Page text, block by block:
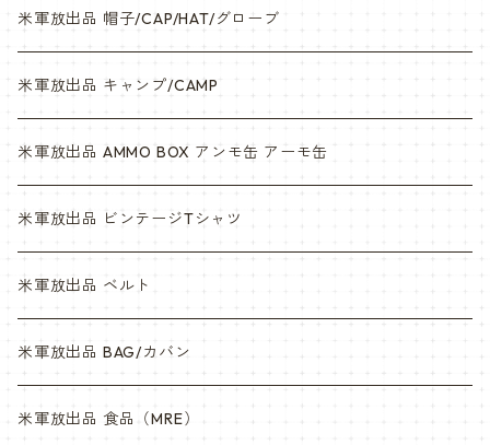
米軍放出品 帽子/CAP/HAT/グローブ
米軍放出品 キャンプ/CAMP
米軍放出品 AMMO BOX アンモ缶 アーモ缶
米軍放出品 ビンテージTシャツ
米軍放出品 ベルト
米軍放出品 BAG/カバン
米軍放出品 食品（MRE）